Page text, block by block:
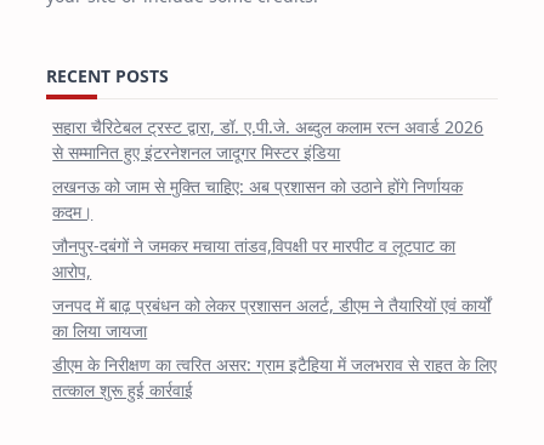
RECENT POSTS
सहारा चैरिटेबल ट्रस्ट द्वारा, डॉ. ए.पी.जे. अब्दुल कलाम रत्न अवार्ड 2026
से सम्मानित हुए इंटरनेशनल जादूगर मिस्टर इंडिया
लखनऊ को जाम से मुक्ति चाहिए: अब प्रशासन को उठाने होंगे निर्णायक
कदम।
जौनपुर-दबंगों ने जमकर मचाया तांडव,विपक्षी पर मारपीट व लूटपाट का
आरोप,
जनपद में बाढ़ प्रबंधन को लेकर प्रशासन अलर्ट, डीएम ने तैयारियों एवं कार्यों
का लिया जायजा
डीएम के निरीक्षण का त्वरित असर: ग्राम इटैहिया में जलभराव से राहत के लिए
तत्काल शुरू हुई कार्रवाई